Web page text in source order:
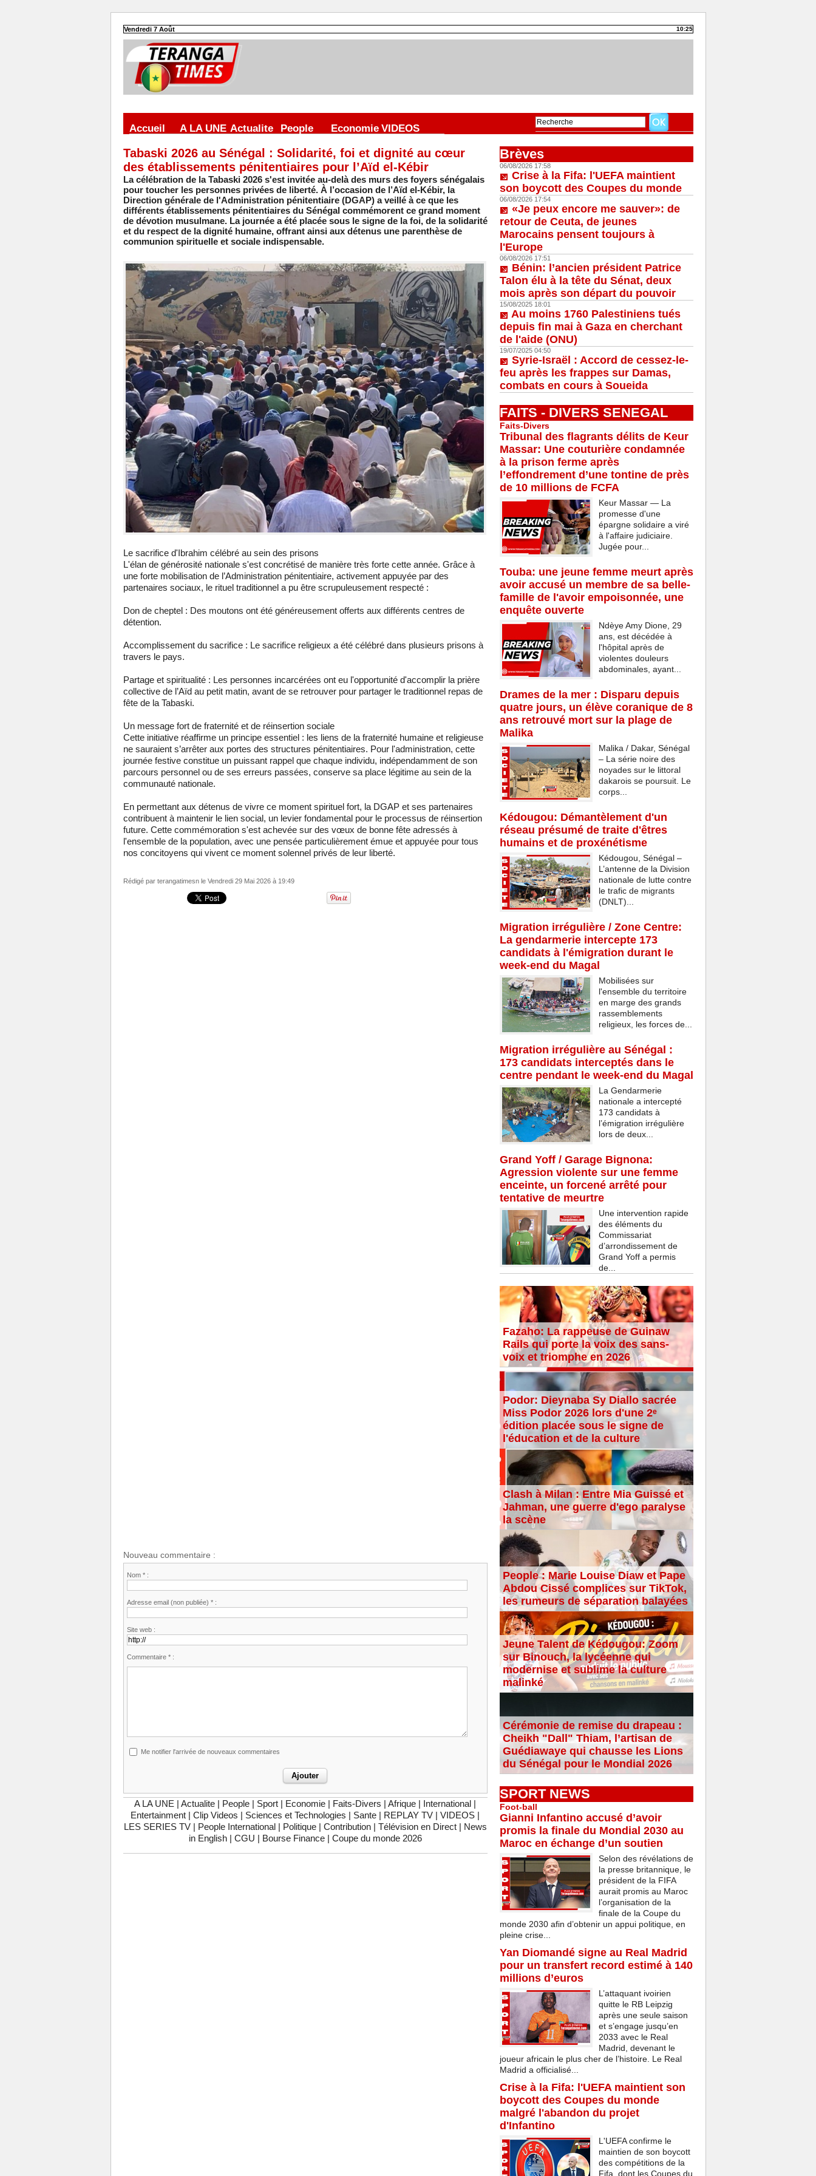
Vendredi 7 Août 10:25
Accueil A LA UNE Actualite People Economie VIDEOS
Tabaski 2026 au Sénégal : Solidarité, foi et dignité au cœur
des établissements pénitentiaires pour l’Aïd el-Kébir
La célébration de la Tabaski 2026 s'est invitée au-delà des murs des foyers sénégalais
pour toucher les personnes privées de liberté. À l’occasion de l’Aïd el-Kébir, la
Direction générale de l'Administration pénitentiaire (DGAP) a veillé à ce que les
différents établissements pénitentiaires du Sénégal commémorent ce grand moment
de dévotion musulmane. La journée a été placée sous le signe de la foi, de la solidarité
et du respect de la dignité humaine, offrant ainsi aux détenus une parenthèse de
communion spirituelle et sociale indispensable.
Le sacrifice d'Ibrahim célébré au sein des prisons
L'élan de générosité nationale s'est concrétisé de manière très forte cette année. Grâce à
une forte mobilisation de l’Administration pénitentiaire, activement appuyée par des
partenaires sociaux, le rituel traditionnel a pu être scrupuleusement respecté :
Don de cheptel : Des moutons ont été généreusement offerts aux différents centres de
détention.
Accomplissement du sacrifice : Le sacrifice religieux a été célébré dans plusieurs prisons à
travers le pays.
Partage et spiritualité : Les personnes incarcérées ont eu l'opportunité d'accomplir la prière
collective de l’Aïd au petit matin, avant de se retrouver pour partager le traditionnel repas de
fête de la Tabaski.
Un message fort de fraternité et de réinsertion sociale
Cette initiative réaffirme un principe essentiel : les liens de la fraternité humaine et religieuse
ne sauraient s’arrêter aux portes des structures pénitentiaires. Pour l'administration, cette
journée festive constitue un puissant rappel que chaque individu, indépendamment de son
parcours personnel ou de ses erreurs passées, conserve sa place légitime au sein de la
communauté nationale.
En permettant aux détenus de vivre ce moment spirituel fort, la DGAP et ses partenaires
contribuent à maintenir le lien social, un levier fondamental pour le processus de réinsertion
future. Cette commémoration s'est achevée sur des vœux de bonne fête adressés à
l'ensemble de la population, avec une pensée particulièrement émue et appuyée pour tous
nos concitoyens qui vivent ce moment solennel privés de leur liberté.
Rédigé par terangatimesnle Vendredi 29 Mai 2026 à 19:49
Nouveau commentaire :
Nom * :
Adresse email (non publiée) * :
Site web :
Commentaire * :
Me notifier l'arrivée de nouveaux commentaires
A LA UNE | Actualite | People | Sport | Economie | Faits-Divers | Afrique | International |
Entertainment | Clip Videos | Sciences et Technologies | Sante | REPLAY TV | VIDEOS |
LES SERIES TV | People International | Politique | Contribution | Télévision en Direct | News
in English | CGU | Bourse Finance | Coupe du monde 2026
Brèves
06/08/2026 17:58
Crise à la Fifa: l'UEFA maintient
son boycott des Coupes du monde
06/08/2026 17:54
«Je peux encore me sauver»: de
retour de Ceuta, de jeunes
Marocains pensent toujours à
l'Europe
06/08/2026 17:51
Bénin: l’ancien président Patrice
Talon élu à la tête du Sénat, deux
mois après son départ du pouvoir
15/08/2025 18:01
Au moins 1760 Palestiniens tués
depuis fin mai à Gaza en cherchant
de l'aide (ONU)
19/07/2025 04:50
Syrie-Israël : Accord de cessez-le-
feu après les frappes sur Damas,
combats en cours à Soueida
FAITS - DIVERS SENEGAL
Faits-Divers
Tribunal des flagrants délits de Keur
Massar: Une couturière condamnée
à la prison ferme après
l’effondrement d’une tontine de près
de 10 millions de FCFA
Keur Massar — La
promesse d'une
épargne solidaire a viré
à l'affaire judiciaire.
Jugée pour...
Touba: une jeune femme meurt après
avoir accusé un membre de sa belle-
famille de l'avoir empoisonnée, une
enquête ouverte
Ndèye Amy Dione, 29
ans, est décédée à
l'hôpital après de
violentes douleurs
abdominales, ayant...
Drames de la mer : Disparu depuis
quatre jours, un élève coranique de 8
ans retrouvé mort sur la plage de
Malika
Malika / Dakar, Sénégal
– La série noire des
noyades sur le littoral
dakarois se poursuit. Le
corps...
Kédougou: Démantèlement d'un
réseau présumé de traite d'êtres
humains et de proxénétisme
Kédougou, Sénégal –
L’antenne de la Division
nationale de lutte contre
le trafic de migrants
(DNLT)...
Migration irrégulière / Zone Centre:
La gendarmerie intercepte 173
candidats à l'émigration durant le
week-end du Magal
Mobilisées sur
l'ensemble du territoire
en marge des grands
rassemblements
religieux, les forces de...
Migration irrégulière au Sénégal :
173 candidats interceptés dans le
centre pendant le week-end du Magal
La Gendarmerie
nationale a intercepté
173 candidats à
l’émigration irrégulière
lors de deux...
Grand Yoff / Garage Bignona:
Agression violente sur une femme
enceinte, un forcené arrêté pour
tentative de meurtre
Une intervention rapide
des éléments du
Commissariat
d’arrondissement de
Grand Yoff a permis
de...
Fazaho: La rappeuse de Guinaw
Rails qui porte la voix des sans-
voix et triomphe en 2026
Podor: Dieynaba Sy Diallo sacrée
Miss Podor 2026 lors d'une 2ᵉ
édition placée sous le signe de
l'éducation et de la culture
Clash à Milan : Entre Mia Guissé et
Jahman, une guerre d'ego paralyse
la scène
People : Marie Louise Diaw et Pape
Abdou Cissé complices sur TikTok,
les rumeurs de séparation balayées
Jeune Talent de Kédougou: Zoom
sur Binouch, la lycéenne qui
modernise et sublime la culture
malinké
Cérémonie de remise du drapeau :
Cheikh "Dall" Thiam, l’artisan de
Guédiawaye qui chausse les Lions
du Sénégal pour le Mondial 2026
SPORT NEWS
Foot-ball
Gianni Infantino accusé d’avoir
promis la finale du Mondial 2030 au
Maroc en échange d’un soutien
Selon des révélations de
la presse britannique, le
président de la FIFA
aurait promis au Maroc
l’organisation de la
finale de la Coupe du
monde 2030 afin d’obtenir un appui politique, en
pleine crise...
Yan Diomandé signe au Real Madrid
pour un transfert record estimé à 140
millions d’euros
L’attaquant ivoirien
quitte le RB Leipzig
après une seule saison
et s’engage jusqu’en
2033 avec le Real
Madrid, devenant le
joueur africain le plus cher de l’histoire. Le Real
Madrid a officialisé...
Crise à la Fifa: l'UEFA maintient son
boycott des Coupes du monde
malgré l'abandon du projet
d'Infantino
L'UEFA confirme le
maintien de son boycott
des compétitions de la
Fifa, dont les Coupes du